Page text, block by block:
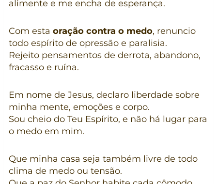
alimente e me encha de esperança.
Com esta oração contra o medo, renuncio
todo espírito de opressão e paralisia.
Rejeito pensamentos de derrota, abandono,
fracasso e ruína.
Em nome de Jesus, declaro liberdade sobre
minha mente, emoções e corpo.
Sou cheio do Teu Espírito, e não há lugar para
o medo em mim.
Que minha casa seja também livre de todo
clima de medo ou tensão.